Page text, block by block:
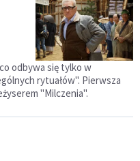
odbywa się tylko w
rytuałów". Pierwsza
"Milczenia".